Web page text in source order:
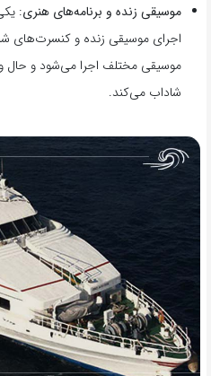
موسیقی زنده و برنامه‌های هنری:
اجرای موسیقی زنده و کنسرت‌های
موسیقی مختلف اجرا می‌شود و
شاداب می‌کند.